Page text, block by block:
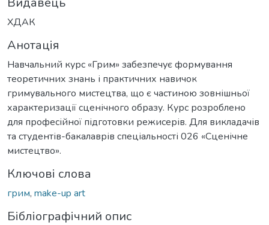
ХДАК
Анотація
Навчальний курс «Грим» забезпечує формування
теоретичних знань і практичних навичок
гримувального мистецтва, що є частиною зовнішньої
характеризації сценічного образу. Курс розроблено
для професійної підготовки режисерів. Для викладачів
та студентів-бакалаврів спеціальності 026 «Сценічне
мистецтво».
Ключові слова
грим, make-up art
Бібліографічний опис